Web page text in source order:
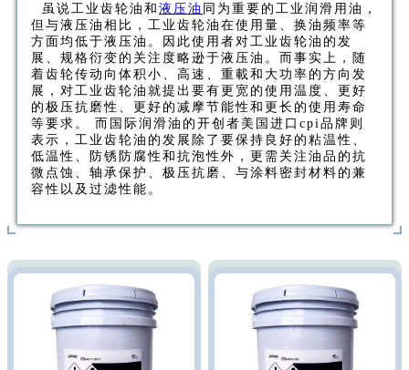
虽说工业齿轮油和 液压油 同为重要的工业润滑用油，
但与液压油相比，工业齿轮油在使用量、换油频率等
方面均低于液压油。因此使用者对工业齿轮油的发
展、规格衍变的关注度略逊于液压油。而事实上，随
着齿轮传动向体积小、高速、重載和大功率的方向发
展，对工业齿轮油就提出要有更宽的使用温度、更好
的极压抗磨性、更好的减摩节能性和更长的使用寿命
等要求。 而国际润滑油的开创者美国进口cpi品牌则
表示，工业齿轮油的发展除了要保持良好的粘温性、
低温性、防锈防腐性和抗泡性外，更需关注油品的抗
微点蚀、轴承保护、极压抗磨、与涂料密封材料的兼
容性以及过滤性能。